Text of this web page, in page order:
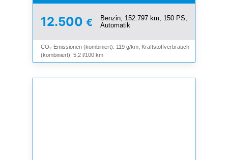
12.500 €
Benzin, 152.797 km, 150 PS,
Automatik
CO₂-Emissionen (kombiniert): 119 g/km, Kraftstoffverbrauch
(kombiniert): 5,2 l/100 km